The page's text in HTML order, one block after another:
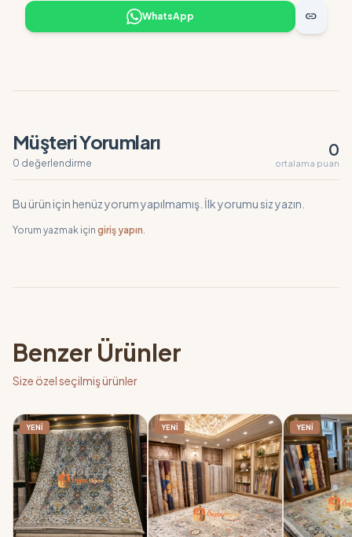
WhatsApp link
Müşteri Yorumları
0 değerlendirme
0
ortalama puan
Bu ürün için henüz yorum yapılmamış. İlk yorumu siz yazın.
Yorum yazmak için giriş yapın.
Benzer Ürünler
Size özel seçilmiş ürünler
YENİ YENİ YENİ